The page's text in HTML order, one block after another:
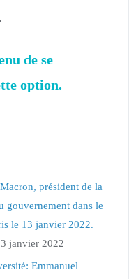
de se
option.
président de la
gouvernement dans le
le 13 janvier 2022.
janvier 2022
Emmanuel